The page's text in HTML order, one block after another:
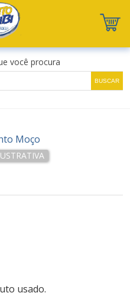
você procura
Moço
usado.